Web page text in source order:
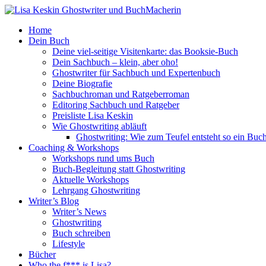
Home
Dein Buch
Deine viel-seitige Visitenkarte: das Booksie-Buch
Dein Sachbuch – klein, aber oho!
Ghostwriter für Sachbuch und Expertenbuch
Deine Biografie
Sachbuchroman und Ratgeberroman
Editoring Sachbuch und Ratgeber
Preisliste Lisa Keskin
Wie Ghostwriting abläuft
Ghostwriting: Wie zum Teufel entsteht so ein
Coaching & Workshops
Workshops rund ums Buch
Buch-Begleitung statt Ghostwriting
Aktuelle Workshops
Lehrgang Ghostwriting
Writer’s Blog
Writer’s News
Ghostwriting
Buch schreiben
Lifestyle
Bücher